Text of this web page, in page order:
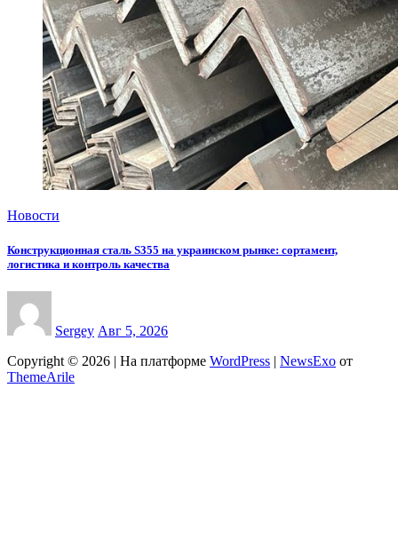
Новости
Конструкционная сталь S355 на украинском рынке: сортамент,
логистика и контроль качества
Sergey Авг 5, 2026
Copyright © 2026 | На платформе WordPress NewsExo от
ThemeArile